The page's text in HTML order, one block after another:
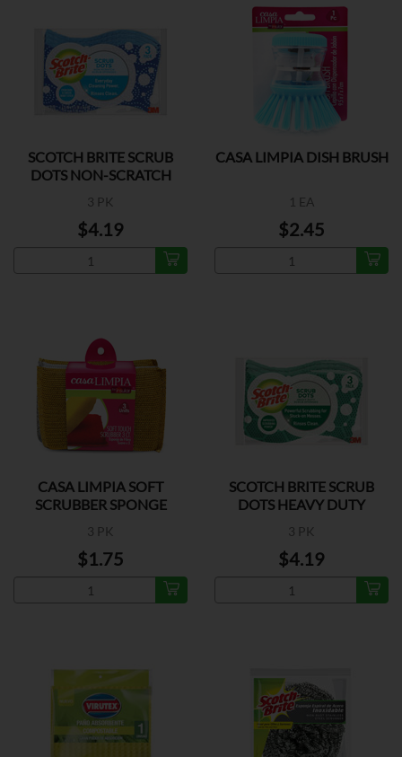
SCOTCH BRITE SCRUB
DOTS NON-SCRATCH
3 PK
$4.19
CASA LIMPIA DISH BRUSH
1 EA
$2.45
CASA LIMPIA SOFT
SCRUBBER SPONGE
3 PK
$1.75
SCOTCH BRITE SCRUB
DOTS HEAVY DUTY
3 PK
$4.19